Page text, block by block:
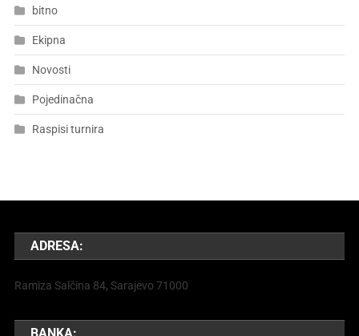
bitno
Ekipna
Novosti
Pojedinačna
Raspisi turnira
ADRESA:
Ramiza Salčina 84, Sarajevo 71000